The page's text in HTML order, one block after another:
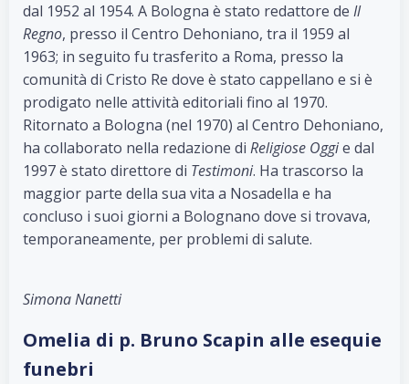
dal 1952 al 1954. A Bologna è stato redattore de Il
Regno, presso il Centro Dehoniano, tra il 1959 al
1963; in seguito fu trasferito a Roma, presso la
comunità di Cristo Re dove è stato cappellano e si è
prodigato nelle attività editoriali fino al 1970.
Ritornato a Bologna (nel 1970) al Centro Dehoniano,
ha collaborato nella redazione di Religiose Oggie dal
1997 è stato direttore di Testimoni. Ha trascorso la
maggior parte della sua vita a Nosadella e ha
concluso i suoi giorni a Bolognano dove si trovava,
temporaneamente, per problemi di salute.
Simona Nanetti
Omelia di p. Bruno Scapin alle esequie
funebri